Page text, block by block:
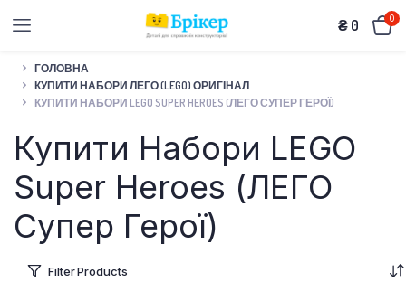
₴ 0 0
ГОЛОВНА
КУПИТИ НАБОРИ ЛЕГО (LEGO) ОРИГІНАЛ
КУПИТИ НАБОРИ LEGO SUPER HEROES (ЛЕГО СУПЕР ГЕРОЇ)
Купити Набори LEGO
Super Heroes (ЛЕГО
Супер Герої)
Filter Products